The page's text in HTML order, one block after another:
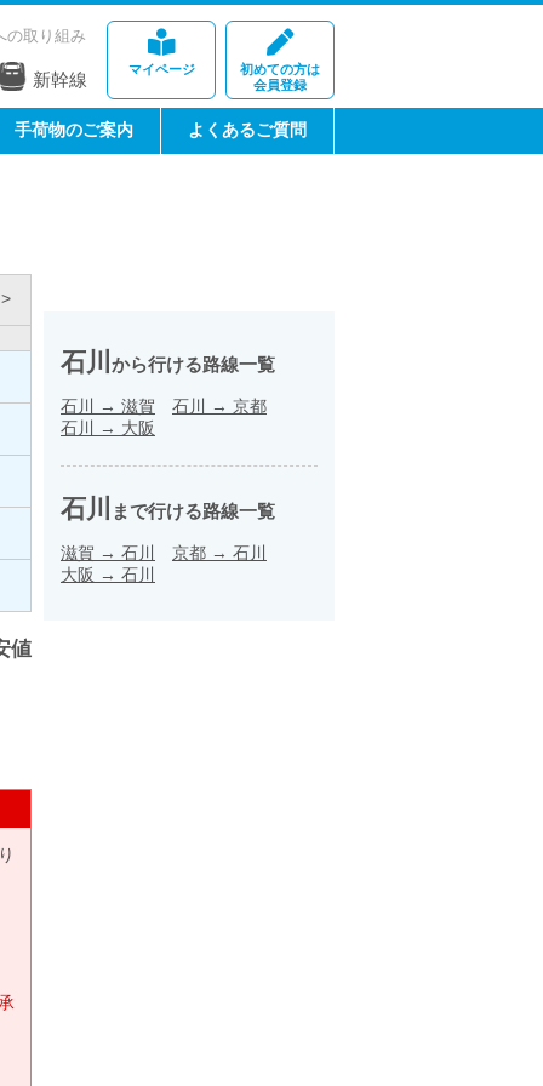
マイページ
初めての方は
会員登録
の取り組み
新幹線
手荷物のご案内 よくあるご質問
値
石川 から行ける路線一覧
石川 → 滋賀 石川 → 京都
石川
→ 大阪
石川 まで行ける路線一覧
滋賀 → 石川 京都 → 石川
大阪 → 石川